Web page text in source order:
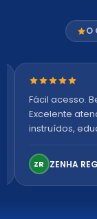
O
Nota 5 de 5
Fácil acesso.
Excelente
instruídos,
confortável.
ZR ZENHA